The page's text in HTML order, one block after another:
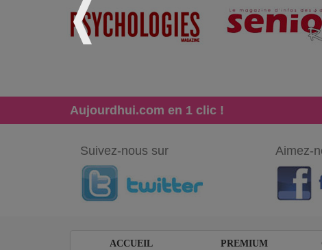
Aujourdhui.com en 1 clic !
Suivez-nous sur Aimez-
ACCUEIL PREMIUM